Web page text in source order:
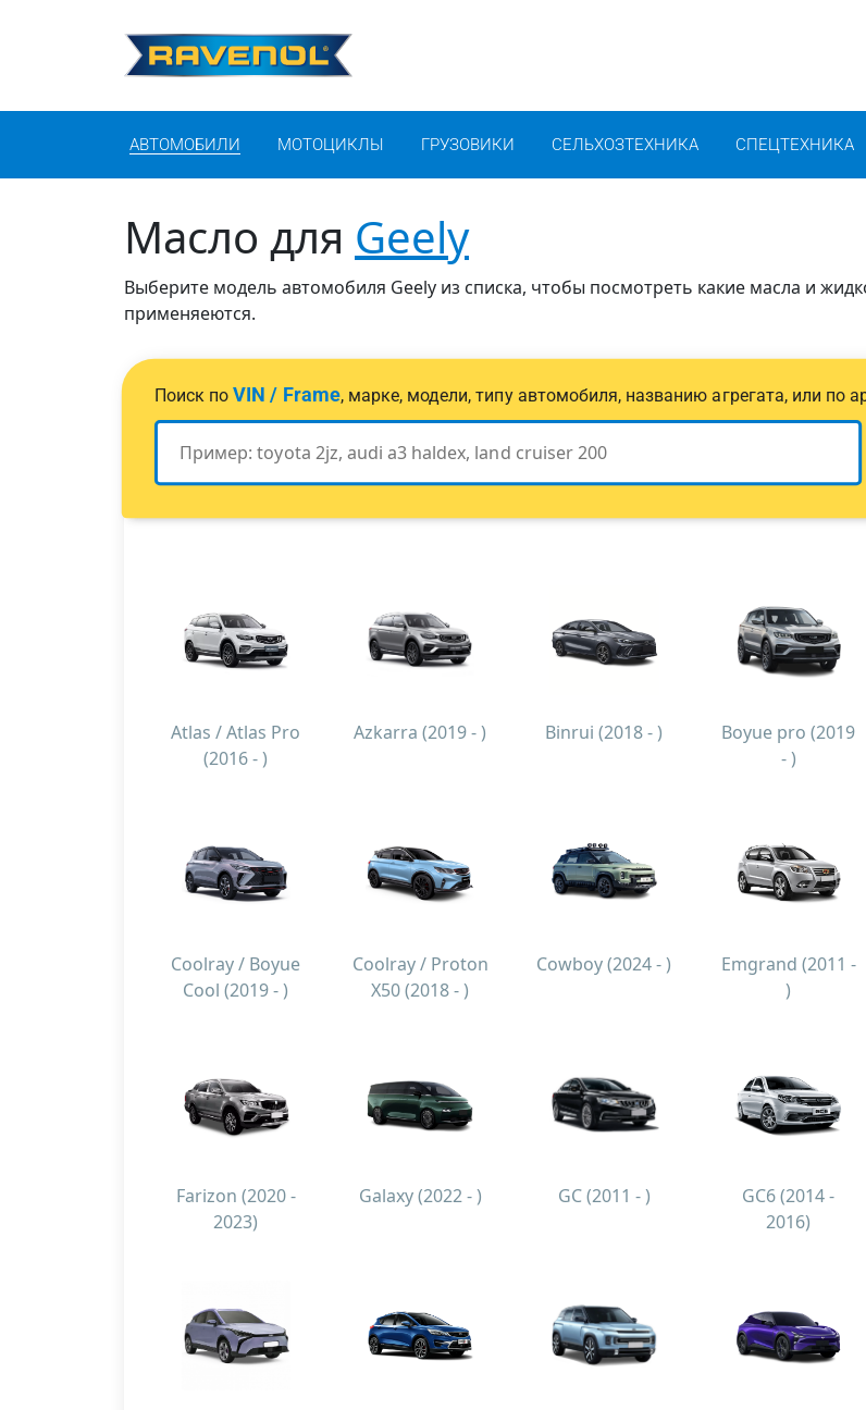
АВТОМОБИЛИ МОТОЦИКЛЫ ГРУЗОВИКИ СЕЛЬХОЗТЕХНИКА СПЕЦТЕХНИКА
Масло для Geely
Выберите модель автомобиля Geely из списка, чтобы посмотреть какие масла и
применяеются.
Поиск поVIN / Frame, марке, модели, типу автомобиля, названию агрегата, или по
Atlas / Atlas Pro
(2016 - )
Azkarra (2019 - ) Binrui (2018 - )
Boyue pro (2019
- )
Coolray / Boyue
Cool (2019 - )
Coolray / Proton
X50 (2018 - )
Cowboy (2024 - )
Emgrand (2011 -
)
Farizon (2020 -
2023)
Galaxy (2022 - ) GC (2011 - )
GC6 (2014 -
2016)